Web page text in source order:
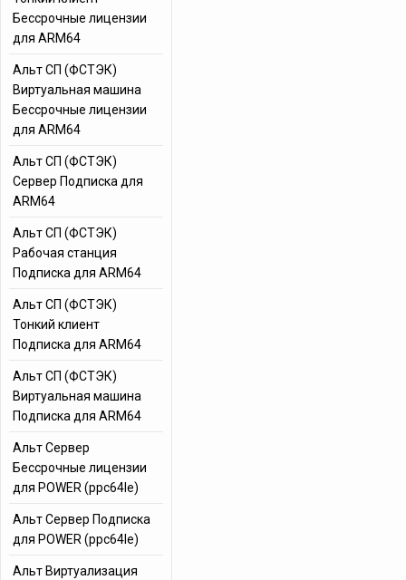
Бессрочные лицензии
для ARM64
Альт СП (ФСТЭК)
Виртуальная машина
Бессрочные лицензии
для ARM64
Альт СП (ФСТЭК)
Сервер Подписка для
ARM64
Альт СП (ФСТЭК)
Рабочая станция
Подписка для ARM64
Альт СП (ФСТЭК)
Тонкий клиент
Подписка для ARM64
Альт СП (ФСТЭК)
Виртуальная машина
Подписка для ARM64
Альт Сервер
Бессрочные лицензии
для POWER (ppc64le)
Альт Сервер Подписка
для POWER (ppc64le)
Альт Виртуализация